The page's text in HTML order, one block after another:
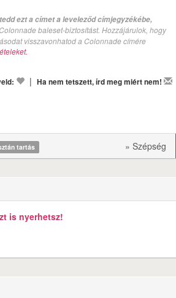
ezt a címet a leveleződ címjegyzékébe,
baleset-biztosítást. Hozzájárulok, hogy
visszavonhatod a Colonnade címére
| Ha nem tetszett, írd meg miért nem!
tartás » Szépség
is nyerhetsz!